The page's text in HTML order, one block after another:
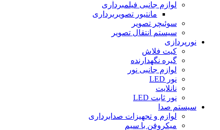
لوازم جانبی فیلمبرداری
مانتیور تصویربرداری
سوئیچر تصویر
سیستم انتقال تصویر
نورپردازی
کیت فلاش
گیره نگهدارنده
لوازم جانبی نور
نور LED
نانلایت
نور ثابت LED
سیستم صدا
لوازم و تجهیزات صدابرداری
میکروفن با سیم